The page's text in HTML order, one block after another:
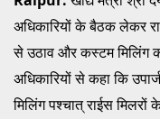
अधिकारियों के बैठक लेकर
से उठाव और कस्टम मिलिंग
अधिकारियों से कहा कि
मिलिंग पश्चात् राईस